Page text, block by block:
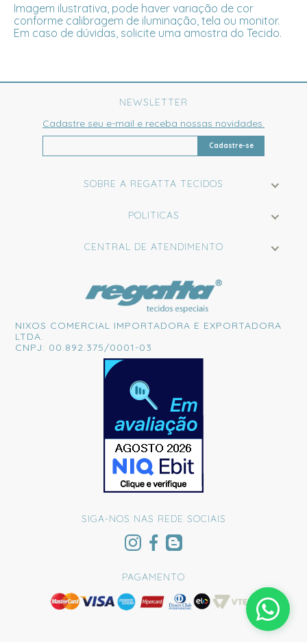
Imagem ilustrativa, pode haver variação de cor
conforme calibragem de iluminação, tela ou monitor.
Em caso de dúvidas, solicite uma amostra do Tecido.
SOBRE A REGATTA TECIDOS
POLITICAS
CENTRAL DE ATENDIMENTO
NEWSLETTER
Cadastre seu e-mail e receba nossas novidades.
Cadastre-se
NIXOS COMERCIAL IMPORTADORA E EXPORTADORA
LTDA.
CNPJ: 00.892.375/0001-03
SIGA-NOS NAS REDE SOCIAIS
PAGAMENTO